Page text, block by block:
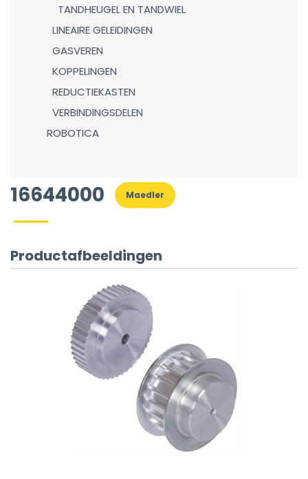
TANDHEUGEL EN TANDWIEL
LINEAIRE GELEIDINGEN
GASVEREN
KOPPELINGEN
REDUCTIEKASTEN
VERBINDINGSDELEN
ROBOTICA
16644000 Maedler
Productafbeeldingen